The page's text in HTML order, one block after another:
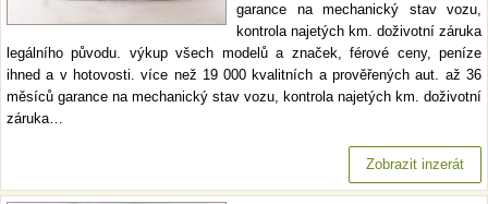
garance na mechanický stav vozu,
kontrola najetých km. doživotní záruka
legálního původu. výkup všech modelů a značek, férové ceny, peníze
ihned a v hotovosti. více než 19 000 kvalitních a prověřených aut. až 36
měsíců garance na mechanický stav vozu, kontrola najetých km. doživotní
záruka…
Zobrazit inzerát